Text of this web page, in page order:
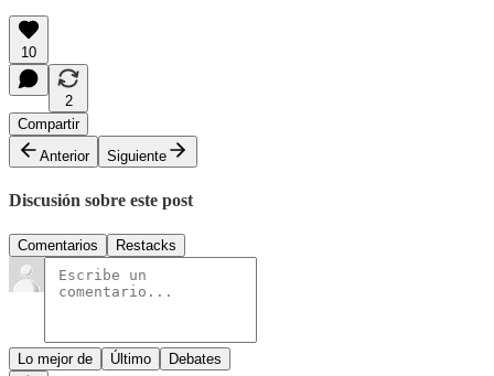
10
2
Compartir
Anterior
Siguiente
Discusión sobre este post
Comentarios Restacks
Lo mejor de Último Debates